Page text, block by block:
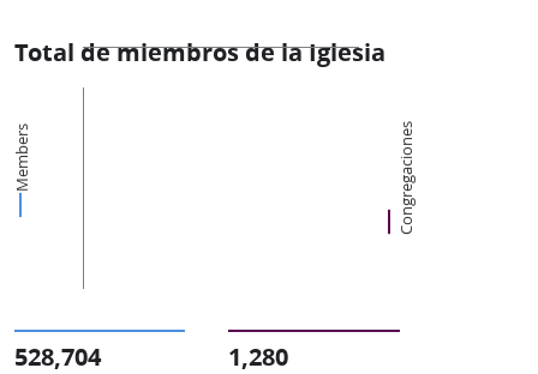
Total de miembros de la Iglesia
Members Congregaciones
528,704 1,280